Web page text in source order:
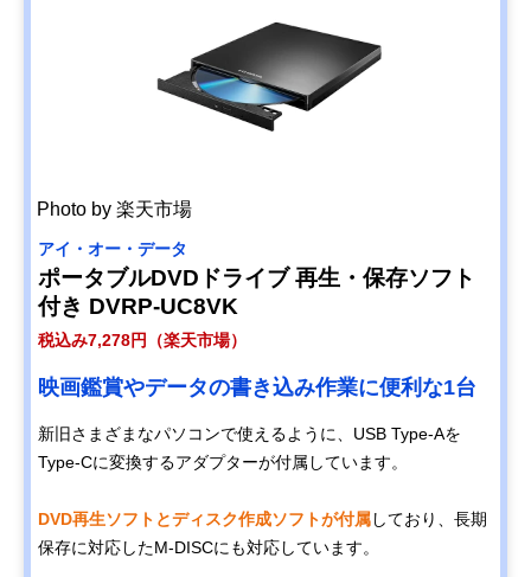
Photo by 楽天市場
アイ・オー・データ
ポータブルDVDドライブ 再生・保存ソフト
付き DVRP-UC8VK
税込み7,278円（楽天市場）
映画鑑賞やデータの書き込み作業に便利な1台
新旧さまざまなパソコンで使えるように、USB Type-Aを
Type-Cに変換するアダプターが付属しています。
DVD再生ソフトとディスク作成ソフトが付属しており、長期
保存に対応したM-DISCにも対応しています。